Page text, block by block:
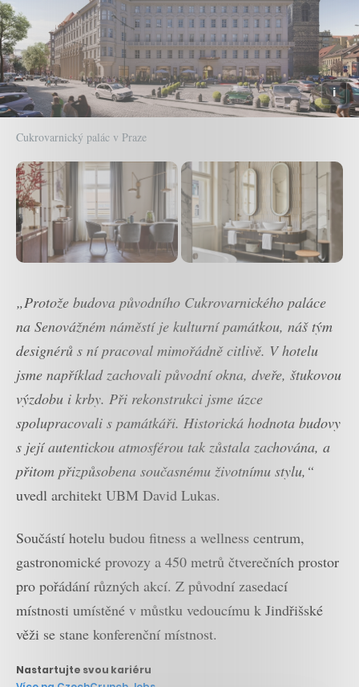
Cukrovarnický palác v Praze
„Protože budova původního Cukrovarnického paláce
na Senovážném náměstí je kulturní památkou, náš tým
designérů s ní pracoval mimořádně citlivě. V hotelu
jsme například zachovali původní okna, dveře, štukovou
výzdobu i krby. Při rekonstrukci jsme úzce
spolupracovali s památkáři. Historická hodnota budovy
s její autentickou atmosférou tak zůstala zachována, a
přitom přizpůsobena současnému životnímu stylu,“
uvedl architekt UBM David Lukas.
Součástí hotelu budou fitness a wellness centrum,
gastronomické provozy a 450 metrů čtverečních prostor
pro pořádání různých akcí. Z původní zasedací
místnosti umístěné v můstku vedoucímu k Jindřišské
věži se stane konferenční místnost.
Nastartujte svou kariéru